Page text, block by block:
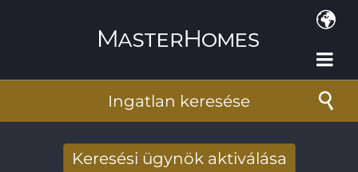
Ingatlan keresése
Keresési ügynök aktiválása